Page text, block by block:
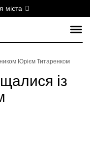
міста
Юрієм Титаренком
із